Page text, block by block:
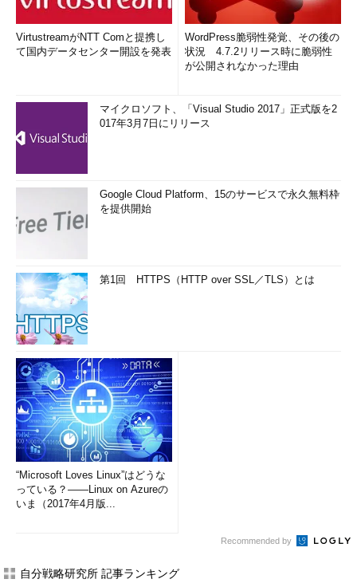
VirtustreamがNTT Comと提携し
て国内データセンター開設を発表
WordPress脆弱性発覚、その後の
状況 4.7.2リリース時に脆弱性
が公開されなかった理由
マイクロソフト、「Visual Studio 2017」正式版を2
017年3月7日にリリース
Google Cloud Platform、15のサービスで永久無料枠
を提供開始
第1回 HTTPS（HTTP over SSL／TLS）とは
“Microsoft Loves Linux”はどうな
っている？――Linux on Azureの
いま（2017年4月版...
Recommended by
自分戦略研究所 記事ランキング